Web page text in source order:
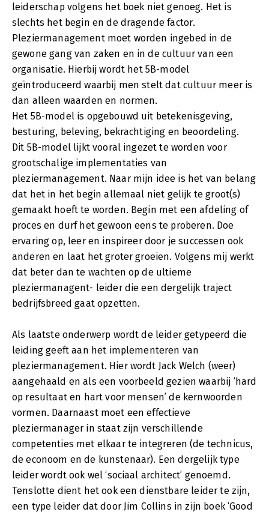
leiderschap volgens het boek niet genoeg. Het is
slechts het begin en de dragende factor.
Pleziermanagement moet worden ingebed in de
gewone gang van zaken en in de cultuur van een
organisatie. Hierbij wordt het 5B-model
geïntroduceerd waarbij men stelt dat cultuur meer is
dan alleen waarden en normen.
Het 5B-model is opgebouwd uit betekenisgeving,
besturing, beleving, bekrachtiging en beoordeling.
Dit 5B-model lijkt vooral ingezet te worden voor
grootschalige implementaties van
pleziermanagement. Naar mijn idee is het van belang
dat het in het begin allemaal niet gelijk te groot(s)
gemaakt hoeft te worden. Begin met een afdeling of
proces en durf het gewoon eens te proberen. Doe
ervaring op, leer en inspireer door je successen ook
anderen en laat het groter groeien. Volgens mij werkt
dat beter dan te wachten op de ultieme
pleziermanagent- leider die een dergelijk traject
bedrijfsbreed gaat opzetten.
Als laatste onderwerp wordt de leider getypeerd die
leiding geeft aan het implementeren van
pleziermanagement. Hier wordt Jack Welch (weer)
aangehaald en als een voorbeeld gezien waarbij ‘hard
op resultaat en hart voor mensen’ de kernwoorden
vormen. Daarnaast moet een effectieve
pleziermanager in staat zijn verschillende
competenties met elkaar te integreren (de technicus,
de econoom en de kunstenaar). Een dergelijk type
leider wordt ook wel ‘sociaal architect’ genoemd.
Tenslotte dient het ook een dienstbare leider te zijn,
een type leider dat door Jim Collins in zijn boek ‘Good